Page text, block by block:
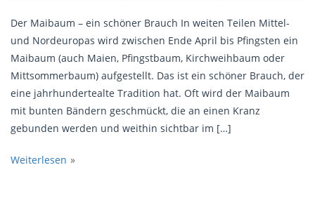
Der Maibaum – ein schöner Brauch In weiten Teilen Mittel-
und Nordeuropas wird zwischen Ende April bis Pfingsten ein
Maibaum (auch Maien, Pfingstbaum, Kirchweihbaum oder
Mittsommerbaum) aufgestellt. Das ist ein schöner Brauch, der
eine jahrhundertealte Tradition hat. Oft wird der Maibaum
mit bunten Bändern geschmückt, die an einen Kranz
gebunden werden und weithin sichtbar im […]
Weiterlesen